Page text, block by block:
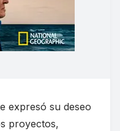
expresó su deseo
proyectos,